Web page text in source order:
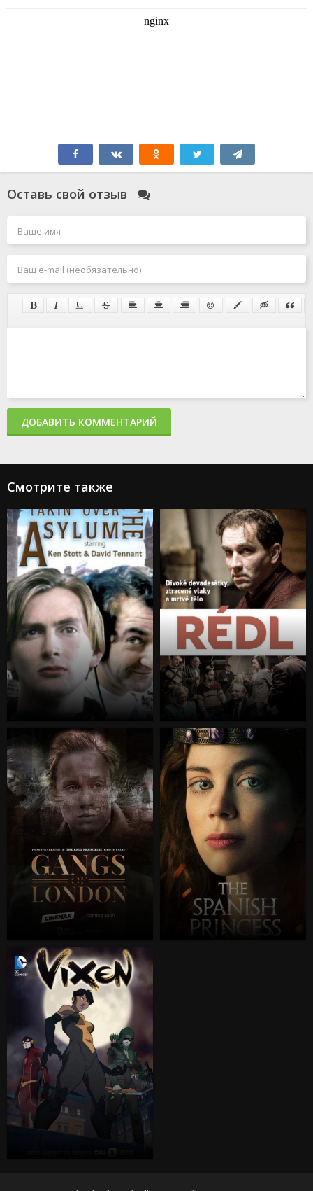
Оставь свой отзыв
ДОБАВИТЬ КОММЕНТАРИЙ
Смотрите также